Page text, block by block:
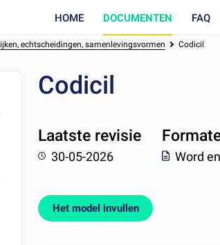
HOME DOCUMENTEN FAQ
echtscheidingen, samenlevingsvormen Codicil
Codicil
Laatste revisie
30-05-2026 Word
Het model invullen